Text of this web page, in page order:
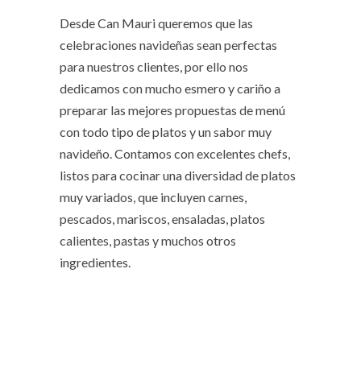
Desde Can Mauri queremos que las
celebraciones navideñas sean perfectas
para nuestros clientes, por ello nos
dedicamos con mucho esmero y cariño a
preparar las mejores propuestas de menú
con todo tipo de platos y un sabor muy
navideño. Contamos con excelentes chefs,
listos para cocinar una diversidad de platos
muy variados, que incluyen carnes,
pescados, mariscos, ensaladas, platos
calientes, pastas y muchos otros
ingredientes.